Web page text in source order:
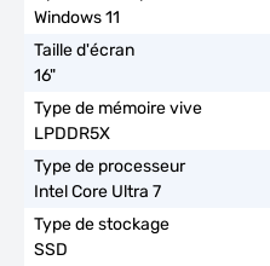
Windows 11
16"
LPDDR5X
Intel Core Ultra 7
SSD